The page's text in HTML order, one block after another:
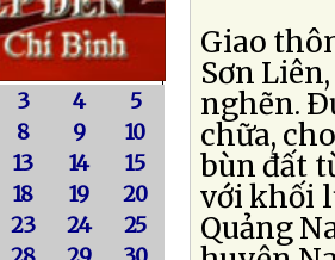
3 4
5
8 9
10
13 14
15
18 19
20
23 24
25
Giao
Sơn
nghẽn.
chữa,
bùn đất
với khối
Quảng